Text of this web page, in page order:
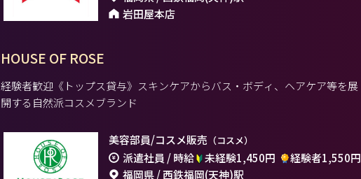
岩田屋本店
HOUSE OF ROSE
経験者歓迎《トップス貸与》スキンケアからバス・ボディ、ヘアケア等を展
開する自然派コスメブランド
美容部員/コスメ販売 （コスメ）
派遣社員 / 時給 未経験1,450円
経験者1,550円
福岡県 / 西鉄福岡(天神)駅